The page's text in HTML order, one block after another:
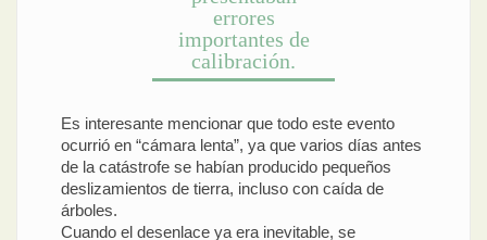
errores
importantes de
calibración.
Es interesante mencionar que todo este evento
ocurrió en “cámara lenta”, ya que varios días antes
de la catástrofe se habían producido pequeños
deslizamientos de tierra, incluso con caída de
árboles.
Cuando el desenlace ya era inevitable, se